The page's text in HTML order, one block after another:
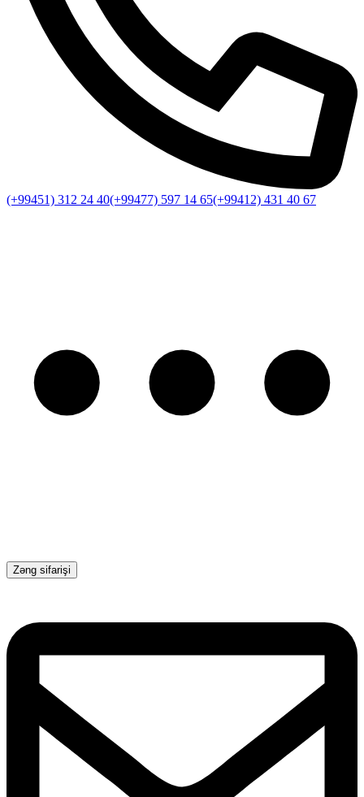
(+99451) 312 24 40(+99477) 597 14 65(+99412) 431 40 67
Zəng sifarişi